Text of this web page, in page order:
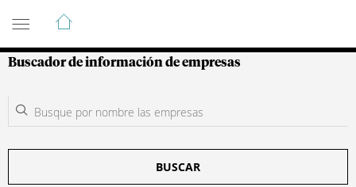
Guía de Empresas Colombianas
Buscador de información de empresas
BUSCAR